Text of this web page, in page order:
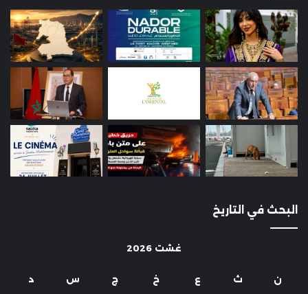
البحث في التاريخ
غشت 2026
ن ث ع خ ج س د